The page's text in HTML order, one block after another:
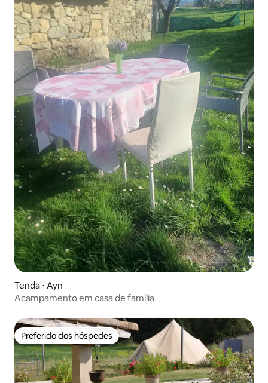
Tenda ⋅ Ayn
Acampamento em casa de família
Preferido dos hóspedes
Preferido dos hóspedes